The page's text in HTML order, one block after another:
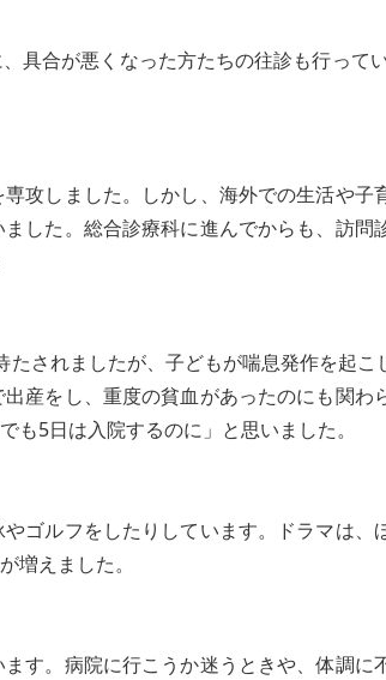
具合が悪くなった方たちの往診も行って
攻しました。しかし、海外での生活や子
した。総合診療科に進んでからも、訪問
されましたが、子どもが喘息発作を起
産をし、重度の貧血があったのにも関わ
5日は入院するのに」と思いました。
ゴルフをしたりしています。ドラマは、
増えました。
す。病院に行こうか迷うときや、体調に